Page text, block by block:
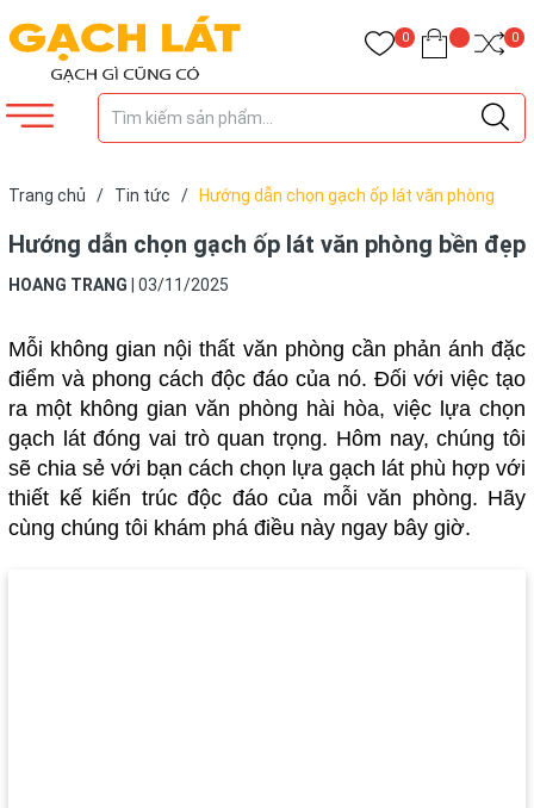
0 0
Trang chủ / Tin tức /
Hướng dẫn chọn gạch ốp lát văn phòng
Hướng dẫn chọn gạch ốp lát văn phòng bền đẹp
HOANG TRANG 03/11/2025
Mỗi không gian nội thất văn phòng cần phản ánh đặc
điểm và phong cách độc đáo của nó. Đối với việc tạo
ra một không gian văn phòng hài hòa, việc lựa chọn
gạch lát đóng vai trò quan trọng. Hôm nay, chúng tôi
sẽ chia sẻ với bạn cách chọn lựa gạch lát phù hợp với
thiết kế kiến trúc độc đáo của mỗi văn phòng. Hãy
cùng chúng tôi khám phá điều này ngay bây giờ.